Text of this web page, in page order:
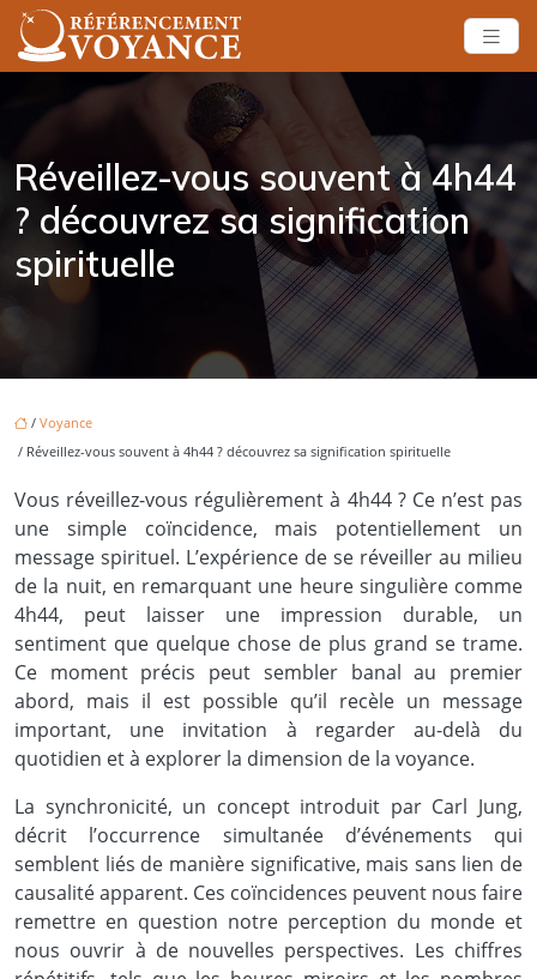
Réveillez-vous souvent à 4h44
? découvrez sa signification
spirituelle
/ Voyance
/ Réveillez-vous souvent à 4h44 ? découvrez sa signification spirituelle
Vous réveillez-vous régulièrement à 4h44 ? Ce n’est pas
une simple coïncidence, mais potentiellement un
message spirituel. L’expérience de se réveiller au milieu
de la nuit, en remarquant une heure singulière comme
4h44, peut laisser une impression durable, un
sentiment que quelque chose de plus grand se trame.
Ce moment précis peut sembler banal au premier
abord, mais il est possible qu’il recèle un message
important, une invitation à regarder au-delà du
quotidien et à explorer la dimension de la voyance.
La synchronicité, un concept introduit par Carl Jung,
décrit l’occurrence simultanée d’événements qui
semblent liés de manière significative, mais sans lien de
causalité apparent. Ces coïncidences peuvent nous faire
remettre en question notre perception du monde et
nous ouvrir à de nouvelles perspectives. Les chiffres